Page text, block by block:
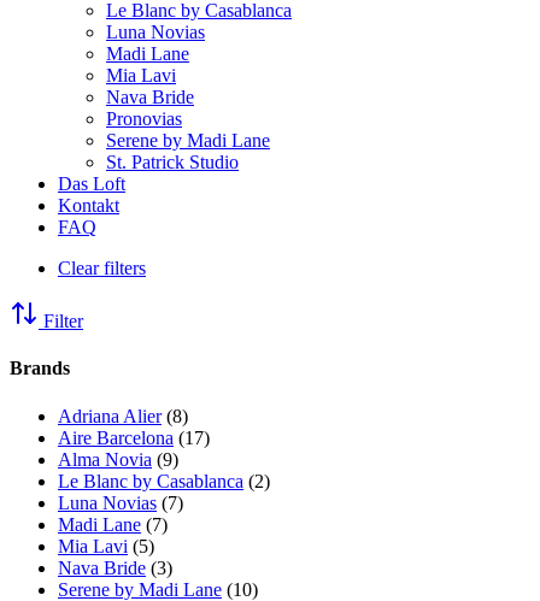
Le Blanc by Casablanca
Luna Novias
Madi Lane
Mia Lavi
Nava Bride
Pronovias
Serene by Madi Lane
St. Patrick Studio
Das Loft
Kontakt
FAQ
Clear filters
Filter
Brands
Adriana Alier (8)
Aire Barcelona (17)
Alma Novia (9)
Le Blanc by Casablanca (2)
Luna Novias (7)
Madi Lane (7)
Mia Lavi (5)
Nava Bride (3)
Serene by Madi Lane (10)